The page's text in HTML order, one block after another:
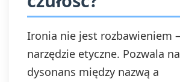
adres
lub
Ironia nie jest rozbawieniem
narzędzie etyczne. Pozwala
dysonans między nazwą a